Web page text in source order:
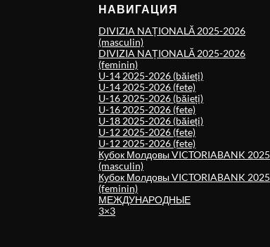
НАВИГАЦИЯ
DIVIZIA NAȚIONALĂ 2025-2026
(masculin)
DIVIZIA NAȚIONALĂ 2025-2026
(feminin)
U-14 2025-2026 (băieți)
U-14 2025-2026 (fete)
U-16 2025-2026 (băieți)
U-16 2025-2026 (fete)
U-18 2025-2026 (băieți)
U-12 2025-2026 (fete)
U-12 2025-2026 (fete)
Кубок Молдовы VICTORIABANK 2025
(masculin)
Кубок Молдовы VICTORIABANK 2025
(feminin)
МЕЖДУНАРОДНЫЕ
3×3